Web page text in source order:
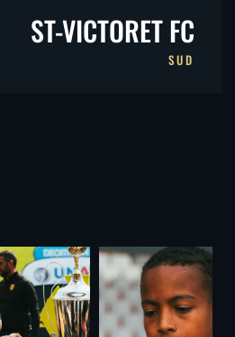
ST-VICTORET FC
SUD